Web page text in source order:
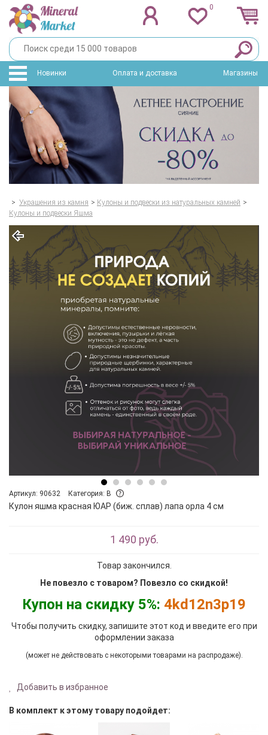
0
Новинки Оплата и доставка Магазины
> Украшения из камня > Кулоны и подвески из натуральных камней >
Кулоны и подвески Яшма
Артикул: 90632 Категория: B
Кулон яшма красная ЮАР (биж. сплав) лапа орла 4 см
1 490 руб.
Товар закончился.
Не повезло с товаром? Повезло со скидкой!
Купон на скидку 5%: 4kd12n3p19
Чтобы получить скидку, запишите этот код и введите его при
оформлении заказа
(может не действовать с некоторыми товарами на распродаже).
Добавить в избранное
В комплект к этому товару подойдет: